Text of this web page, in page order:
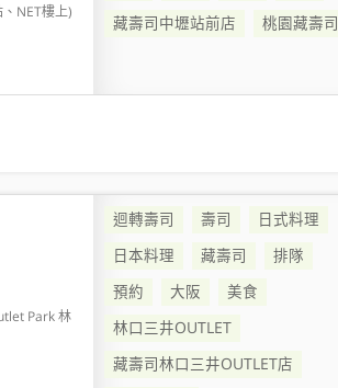
NET樓上)
藏壽司中壢站前店
桃園藏壽司
Park 林
迴轉壽司 壽司
日式料理
日本料理
藏壽司
排隊
預約
大阪
美食
林口三井OUTLET
藏壽司林口三井OUTLET店